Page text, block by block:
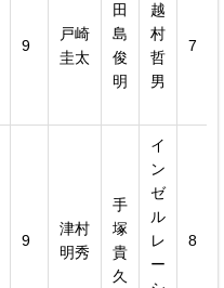
9
戸崎
圭太
田
島
俊
明
越
村
哲
男
7
9
津村
明秀
手
塚
貴
久
イ
ン
ゼ
ル
レ
ー
8